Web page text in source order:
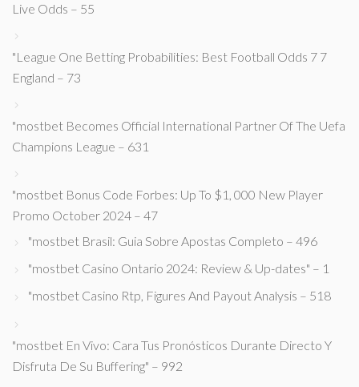
Live Odds – 55
"League One Betting Probabilities: Best Football Odds 7 7
England – 73
"mostbet Becomes Official International Partner Of The Uefa
Champions League – 631
"mostbet Bonus Code Forbes: Up To $1, 000 New Player
Promo October 2024 – 47
"mostbet Brasil: Guia Sobre Apostas Completo – 496
"mostbet Casino Ontario 2024: Review & Up-dates" – 1
"mostbet Casino Rtp, Figures And Payout Analysis – 518
"mostbet En Vivo: Cara Tus Pronósticos Durante Directo Y
Disfruta De Su Buffering" – 992